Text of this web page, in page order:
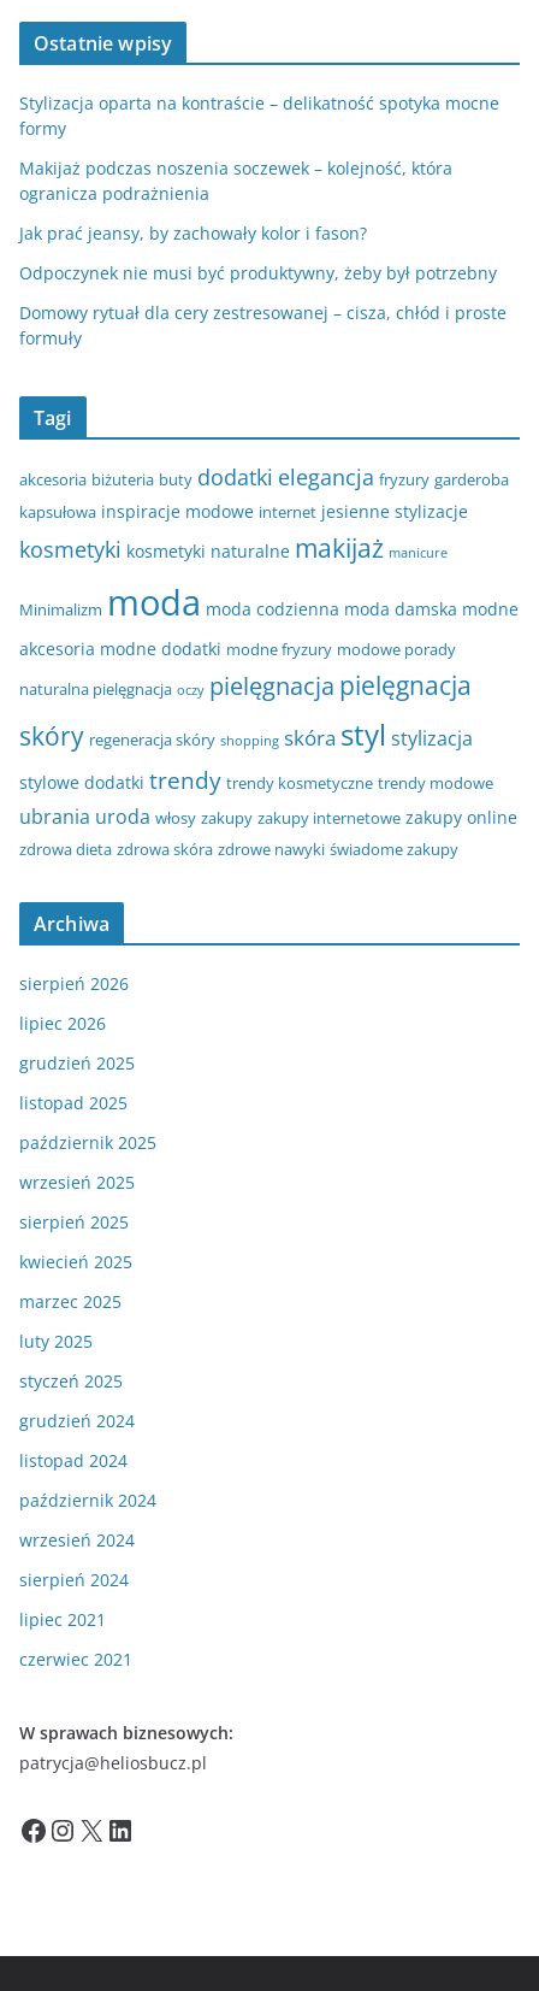
Ostatnie wpisy
Stylizacja oparta na kontraście – delikatność spotyka mocne
formy
Makijaż podczas noszenia soczewek – kolejność, która
ogranicza podrażnienia
Jak prać jeansy, by zachowały kolor i fason?
Odpoczynek nie musi być produktywny, żeby był potrzebny
Domowy rytuał dla cery zestresowanej – cisza, chłód i proste
formuły
Tagi
akcesoria biżuteria buty dodatki elegancja fryzury garderoba
kapsułowa inspiracje modowe internet jesienne stylizacje
kosmetyki kosmetyki naturalne makijaż manicure
Minimalizm moda moda codzienna moda damska modne
akcesoria modne dodatki modne fryzury modowe porady
naturalna pielęgnacja oczy pielęgnacja pielęgnacja
skóry regeneracja skóry shopping skóra styl stylizacja
stylowe dodatki trendy trendy kosmetyczne trendy modowe
ubrania uroda włosy zakupy zakupy internetowe zakupy online
zdrowa dieta zdrowa skóra zdrowe nawyki świadome zakupy
Archiwa
sierpień 2026
lipiec 2026
grudzień 2025
listopad 2025
październik 2025
wrzesień 2025
sierpień 2025
kwiecień 2025
marzec 2025
luty 2025
styczeń 2025
grudzień 2024
listopad 2024
październik 2024
wrzesień 2024
sierpień 2024
lipiec 2021
czerwiec 2021
W sprawach biznesowych:
patrycja@heliosbucz.pl
Facebook InstagramX LinkedIn